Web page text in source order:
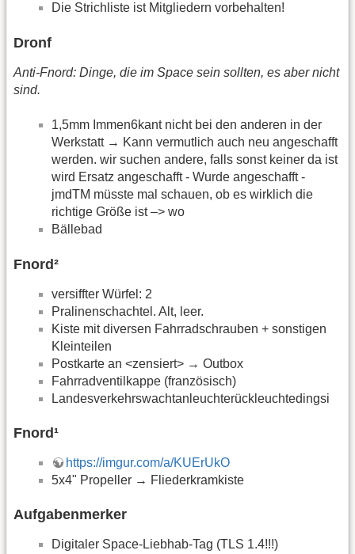
Die Strichliste ist Mitgliedern vorbehalten!
Dronf
Anti-Fnord: Dinge, die im Space sein sollten, es aber nicht
sind.
1,5mm Immen6kant nicht bei den anderen in der
Werkstatt → Kann vermutlich auch neu angeschafft
werden. wir suchen andere, falls sonst keiner da ist
wird Ersatz angeschafft - Wurde angeschafft -
jmdTM müsste mal schauen, ob es wirklich die
richtige Größe ist –> wo
Bällebad
Fnord²
versiffter Würfel: 2
Pralinenschachtel. Alt, leer.
Kiste mit diversen Fahrradschrauben + sonstigen
Kleinteilen
Postkarte an <zensiert> → Outbox
Fahrradventilkappe (französisch)
Landesverkehrswachtanleuchterückleuchtedingsi
Fnord¹
https://imgur.com/a/KUErUkO
5x4" Propeller → Fliederkramkiste
Aufgabenmerker
Digitaler Space-Liebhab-Tag (TLS 1.4!!!)